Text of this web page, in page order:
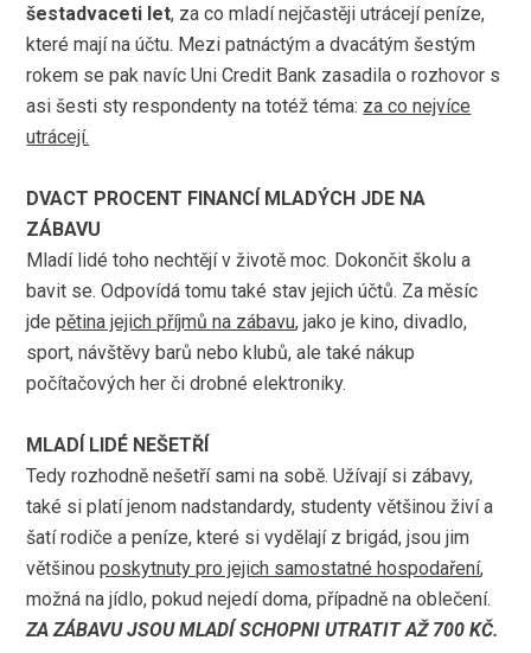
šestadvaceti let, za co mladí nejčastěji utrácejí peníze,
které mají na účtu. Mezi patnáctým a dvacátým šestým
rokem se pak navíc Uni Credit Bank zasadila o rozhovor s
asi šesti sty respondenty na totéž téma: za co nejvíce
utrácejí.
DVACT PROCENT FINANCÍ MLADÝCH JDE NA
ZÁBAVU
Mladí lidé toho nechtějí v životě moc. Dokončit školu a
bavit se. Odpovídá tomu také stav jejich účtů. Za měsíc
jdepětina jejich příjmů na zábavu, jako je kino, divadlo,
sport, návštěvy barů nebo klubů, ale také nákup
počítačových her či drobné elektroniky.
MLADÍ LIDÉ NEŠETŘÍ
Tedy rozhodně nešetří sami na sobě. Užívají si zábavy,
také si platí jenom nadstandardy, studenty většinou živí a
šatí rodiče a peníze, které si vydělají z brigád, jsou jim
většinouposkytnuty pro jejich samostatné hospodaření,
možná na jídlo, pokud nejedí doma, případně na oblečení.
ZA ZÁBAVU JSOU MLADÍ SCHOPNI UTRATIT AŽ 700 KČ.